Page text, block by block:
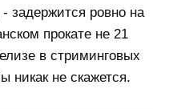
задержится ровно на
прокате не 21
в стриминговых
никак не скажется.